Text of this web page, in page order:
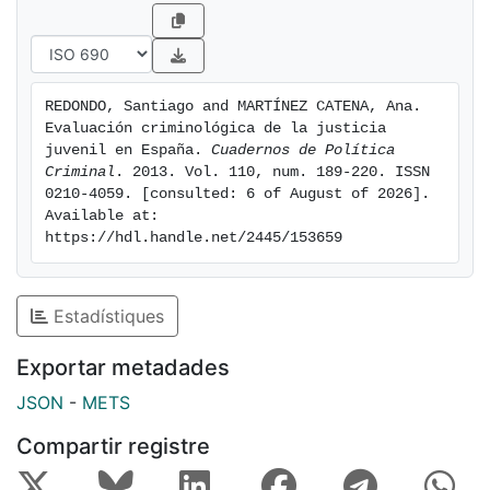
aplicados. Mediante este análisis se explorará el
alcance y las limitaciones de las experiencias
desarrolladas en España en torno a la delincuencia
REDONDO, Santiago and MARTÍNEZ CATENA, Ana.
Evaluación criminológica de la justicia
juvenil en España. Cuadernos de Política
Criminal . 2013. Vol. 110, num. 189-220. ISSN
0210-4059. [consulted: 6 of August of 2026].
Available at:
https://hdl.handle.net/2445/153659
Estadístiques
Exportar metadades
JSON - METS
Compartir registre